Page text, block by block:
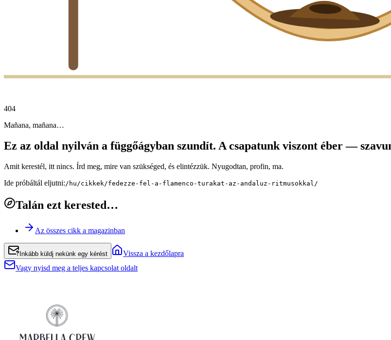
404
Mañana, mañana…
Ez az oldal nyilván a függőágyban szundít. A csapatunk viszont éber —
Amit kerestél, itt nincs. Írd meg, mire van szükséged, és elintézzük. Nyugodtan, profin, ma.
Ide próbáltál eljutni: /hu/cikkek/fedezze-fel-a-flamenco-turakat-az-andaluz-ritmusokkal/
Talán ezt kerested…
Az összes cikk a magazinban
Inkább küldj nekünk egy kérést
Vissza a kezdőlapra
Vagy nyisd meg a teljes kapcsolat oldalt